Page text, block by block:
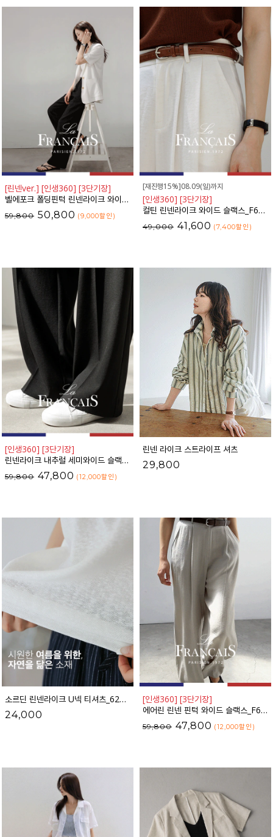
[린넨ver.] [인생360] [3단기장]
벨에포크 폴딩핀턱 린넨라이크 와이드 슬랙스_F6H470SL
59,800 50,800 (9,000할인 )
[재진행15%]08.09(일)까지
[인생360] [3단기장]
컬틴 린넨라이크 와이드 슬랙스_F6S349SL
49,000 41,600 (7,400할인 )
[인생360] [3단기장]
린넨라이크 내추럴 세미와이드 슬랙스_F6S164SL
59,800 47,800 (12,000할인 )
린넨 라이크 스트라이프 셔츠
29,800
소르딘 린넨라이크 U넥 티셔츠_62TS2755
24,000
[인생360] [3단기장]
에어린 린넨 핀턱 와이드 슬랙스_F6S426SL
59,800 47,800 (12,000할인 )